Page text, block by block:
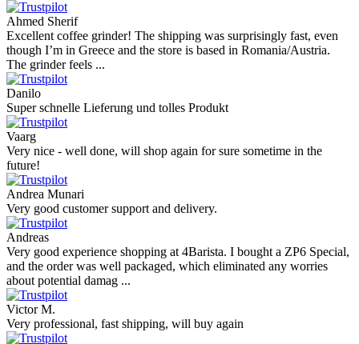
Ahmed Sherif
Excellent coffee grinder! The shipping was surprisingly fast, even
though I’m in Greece and the store is based in Romania/Austria.
The grinder feels ...
Danilo
Super schnelle Lieferung und tolles Produkt
Vaarg
Very nice - well done, will shop again for sure sometime in the
future!
Andrea Munari
Very good customer support and delivery.
Andreas
Very good experience shopping at 4Barista. I bought a ZP6 Special,
and the order was well packaged, which eliminated any worries
about potential damag ...
Victor M.
Very professional, fast shipping, will buy again